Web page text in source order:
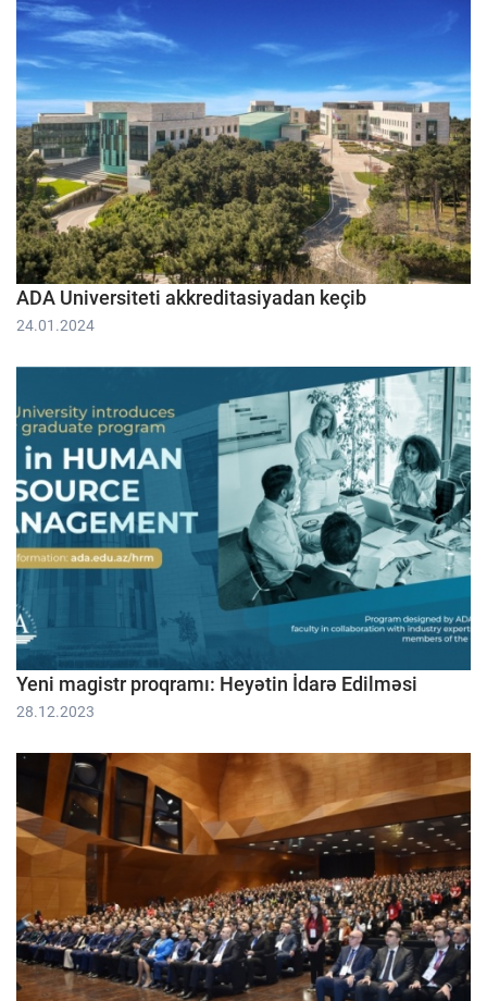
ADA Universiteti akkreditasiyadan keçib
24.01.2024
Yeni magistr proqramı: Heyətin İdarə Edilməsi
28.12.2023